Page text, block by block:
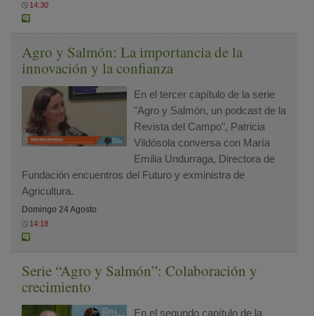
14:30
Agro y Salmón: La importancia de la
innovación y la confianza
En el tercer capítulo de la serie
"Agro y Salmón, un podcast de la
Revista del Campo", Patricia
Vildósola conversa con María
Emilia Undurraga, Directora de
Fundación encuentros del Futuro y exministra de
Agricultura.
Domingo 24 Agosto
14:18
Serie “Agro y Salmón”: Colaboración y
crecimiento
En el segundo capítulo de la